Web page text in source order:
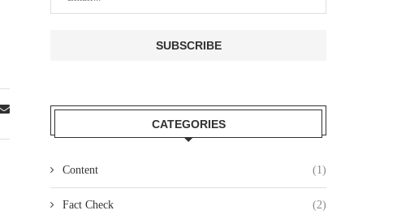
CATEGORIES
Content (1)
Fact Check (2)